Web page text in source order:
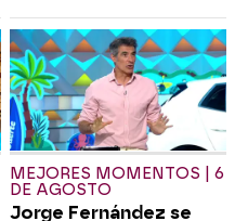
MEJORES MOMENTOS | 6
DE AGOSTO
Jorge Fernández se